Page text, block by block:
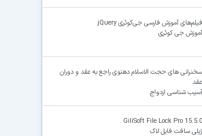
فیلم‌های آموزش فارسی جی‌کوئری jQuery
آموزش جی کوئری
سخنرانی های حجت الاسلام دهنوی راجع به عقد و دوران
عقد
آسیب شناسی ازدواج
GiliSoft File Lock Pro 15.5.0
ژیلی سافت فایل لاک